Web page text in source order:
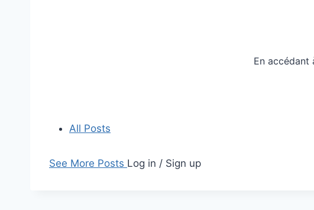
En accédant
All Posts
See More Posts Log in / Sign up